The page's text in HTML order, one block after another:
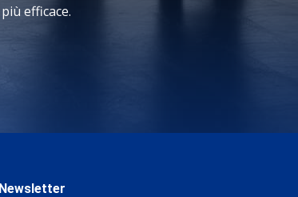
efficace.
Newsletter